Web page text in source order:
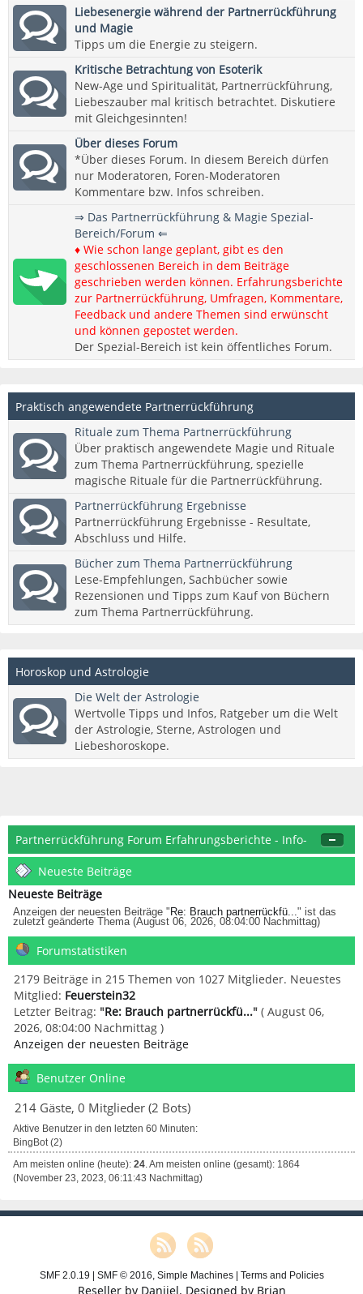
Liebesenergie während der Partnerrückführung
und Magie
Tipps um die Energie zu steigern.
Kritische Betrachtung von Esoterik
New-Age und Spiritualität, Partnerrückführung,
Liebeszauber mal kritisch betrachtet. Diskutiere
mit Gleichgesinnten!
Über dieses Forum
*Über dieses Forum. In diesem Bereich dürfen
nur Moderatoren, Foren-Moderatoren
Kommentare bzw. Infos schreiben.
⇒ Das Partnerrückführung & Magie Spezial-
Bereich/Forum ⇐
♦ Wie schon lange geplant, gibt es den
geschlossenen Bereich in dem Beiträge
geschrieben werden können. Erfahrungsberichte
zur Partnerrückführung, Umfragen, Kommentare,
Feedback und andere Themen sind erwünscht
und können gepostet werden.
Der Spezial-Bereich ist kein öffentliches Forum.
Praktisch angewendete Partnerrückführung
Rituale zum Thema Partnerrückführung
Über praktisch angewendete Magie und Rituale
zum Thema Partnerrückführung, spezielle
magische Rituale für die Partnerrückführung.
Partnerrückführung Ergebnisse
Partnerrückführung Ergebnisse - Resultate,
Abschluss und Hilfe.
Bücher zum Thema Partnerrückführung
Lese-Empfehlungen, Sachbücher sowie
Rezensionen und Tipps zum Kauf von Büchern
zum Thema Partnerrückführung.
Horoskop und Astrologie
Die Welt der Astrologie
Wertvolle Tipps und Infos, Ratgeber um die Welt
der Astrologie, Sterne, Astrologen und
Liebeshoroskope.
Partnerrückführung Forum Erfahrungsberichte - Info-
CenterNeueste Beiträge
Neueste Beiträge
Anzeigen der neuesten Beiträge " Re: Brauch partnerrückfü..." ist das
zuletzt geänderte Thema (August 06, 2026, 08:04:00 Nachmittag)
Forumstatistiken
2179 Beiträge in 215 Themen von 1027 Mitglieder. Neuestes
Mitglied: Feuerstein32
Letzter Beitrag: "Re: Brauch partnerrückfü..." ( August 06,
2026, 08:04:00 Nachmittag )
Anzeigen der neuesten Beiträge
Benutzer Online
214 Gäste, 0 Mitglieder (2 Bots)
Aktive Benutzer in den letzten 60 Minuten:
BingBot (2)
Am meisten online (heute): 24. Am meisten online (gesamt): 1864
(November 23, 2023, 06:11:43 Nachmittag)
SMF 2.0.19 SMF © 2016, Simple Machines| Terms and Policies
Reseller by Daniiel. Designed by Brian